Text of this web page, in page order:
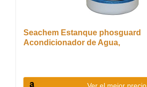
Seachem Estanque phosguard
Acondicionador de Agua,